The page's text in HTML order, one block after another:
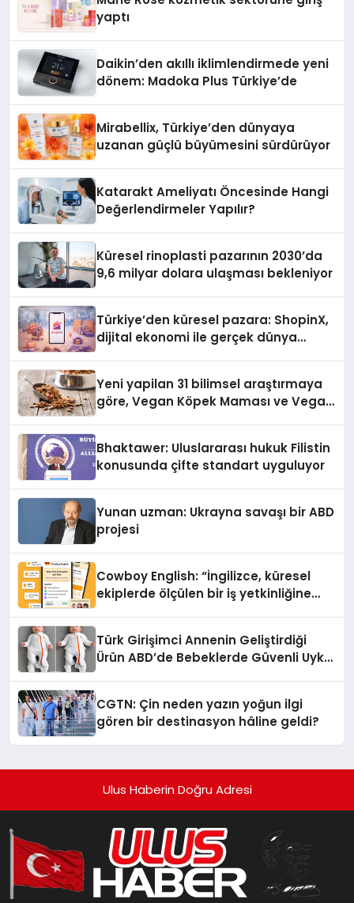
yaptı
Daikin’den akıllı iklimlendirmede yeni
dönem: Madoka Plus Türkiye’de
Mirabellix, Türkiye’den dünyaya
uzanan güçlü büyümesini sürdürüyor
Katarakt Ameliyatı Öncesinde Hangi
Değerlendirmeler Yapılır?
Küresel rinoplasti pazarının 2030’da
9,6 milyar dolara ulaşması bekleniyor
Türkiye’den küresel pazara: ShopinX,
dijital ekonomi ile gerçek dünya
Yeni yapilan 31 bilimsel araştırmaya
göre, Vegan Köpek Maması ve Vegan
Bhaktawer: Uluslararası hukuk Filistin
konusunda çifte standart uyguluyor
Yunan uzman: Ukrayna savaşı bir ABD
projesi
Cowboy English: “İngilizce, küresel
ekiplerde ölçülen bir iş yetkinliğine
Türk Girişimci Annenin Geliştirdiği
Ürün ABD’de Bebeklerde Güvenli Uyku
CGTN: Çin neden yazın yoğun ilgi
gören bir destinasyon hâline geldi?
Ulus Haberin Doğru Adresi